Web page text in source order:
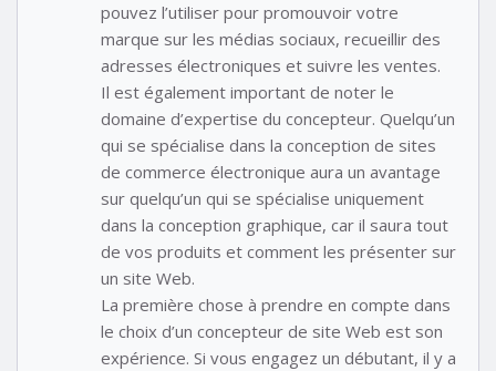
pouvez l’utiliser pour promouvoir votre
marque sur les médias sociaux, recueillir des
adresses électroniques et suivre les ventes.
Il est également important de noter le
domaine d’expertise du concepteur. Quelqu’un
qui se spécialise dans la conception de sites
de commerce électronique aura un avantage
sur quelqu’un qui se spécialise uniquement
dans la conception graphique, car il saura tout
de vos produits et comment les présenter sur
un site Web.
La première chose à prendre en compte dans
le choix d’un concepteur de site Web est son
expérience. Si vous engagez un débutant, il y a